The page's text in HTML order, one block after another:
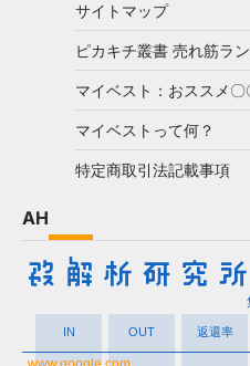
サイトマップ
ピカキチ叢書 売れ筋ラ
マイベスト：おススメ
マイベストって何？
特定商取引法記載事項
AH